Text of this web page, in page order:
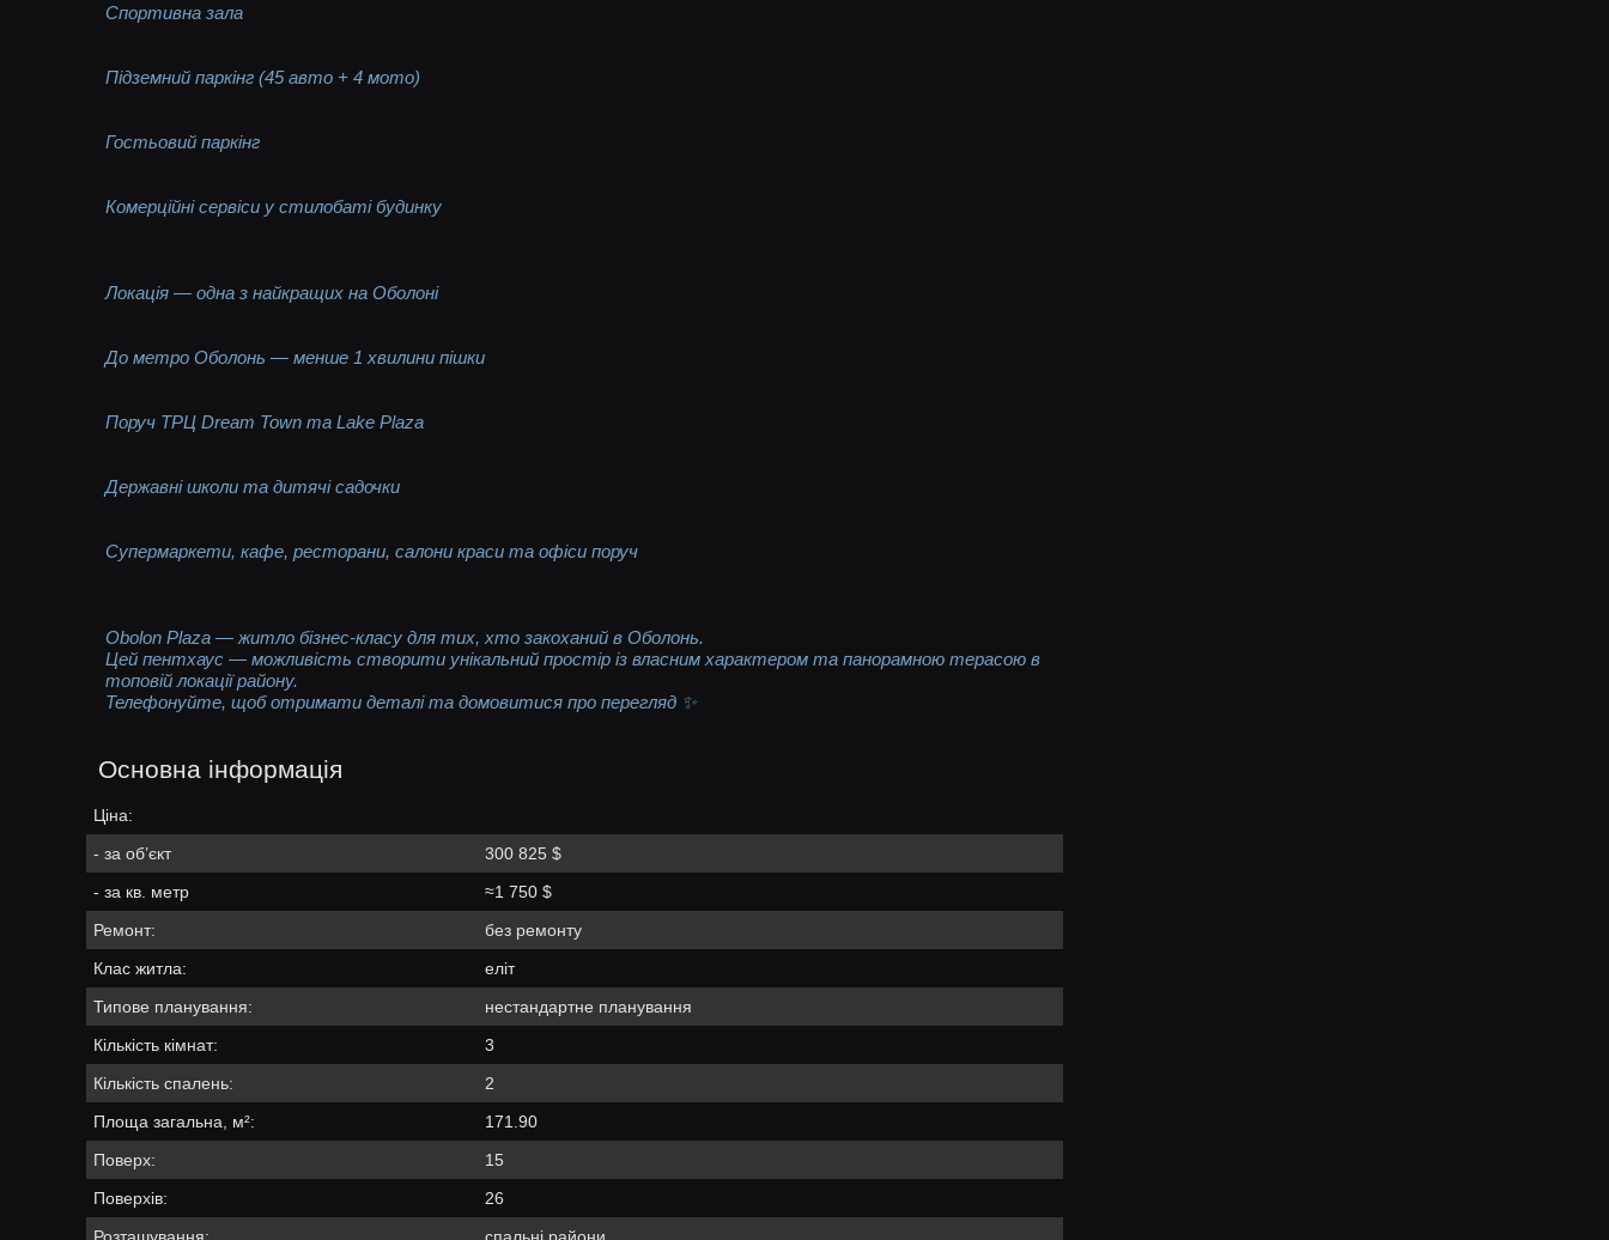
Спортивна зала
Підземний паркінг (45 авто + 4 мото)
Гостьовий паркінг
Комерційні сервіси у стилобаті будинку
Локація — одна з найкращих на Оболоні
До метро Оболонь — менше 1 хвилини пішки
Поруч ТРЦ Dream Town та Lake Plaza
Державні школи та дитячі садочки
Супермаркети, кафе, ресторани, салони краси та офіси поруч
Obolon Plaza — житло бізнес-класу для тих, хто закоханий в Оболонь.
Цей пентхаус — можливість створити унікальний простір із власним характером та панорамною терасою в
топовій локації району.
Телефонуйте, щоб отримати деталі та домовитися про перегляд ✨
Основна інформація
Ціна:
- за об’єкт
300 825 $
- за кв. метр
≈1 750 $
Ремонт:
без ремонту
Клас житла:
еліт
Типове планування:
нестандартне планування
Кількість кімнат:
3
Кількість спалень:
2
Площа загальна, м²:
171.90
Поверх:
15
Поверхів:
26